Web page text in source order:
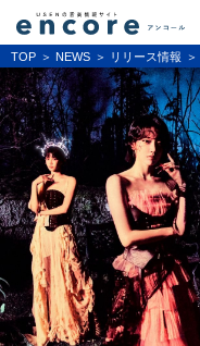
TOP NEWS リリース情報